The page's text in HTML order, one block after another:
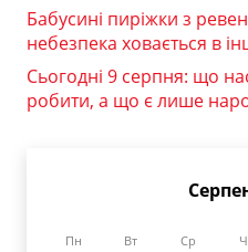
Бабусині пиріжки з
небезпека ховається в
Сьогодні 9 серпня: що
робити, а що є лише
Пн Вт Ср